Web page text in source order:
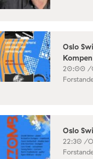
Oslo
20:00 /
Oslo
22:30 /